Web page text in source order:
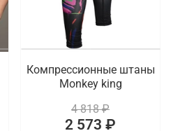
Компрессионные штаны
Monkey king
4 818 ₽
2 573 ₽